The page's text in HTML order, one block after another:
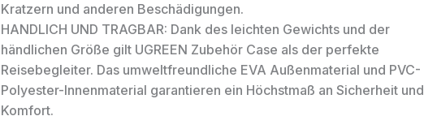
Kratzern und anderen Beschädigungen.
HANDLICH UND TRAGBAR: Dank des leichten Gewichts und der
händlichen Größe gilt UGREEN Zubehör Case als der perfekte
Reisebegleiter. Das umweltfreundliche EVA Außenmaterial und PVC-
Polyester-Innenmaterial garantieren ein Höchstmaß an Sicherheit und
Komfort.